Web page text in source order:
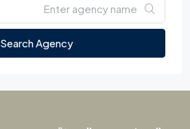
Search Agency